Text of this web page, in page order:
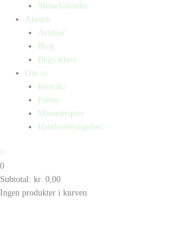
Messekalender
Aktuelt
Artikler
Blog
Bogtrailere
Om os
Kontakt
Presse
Manuskripter
Handelsbetingelser
0
0
Subtotal: kr. 0,00
Ingen produkter i kurven